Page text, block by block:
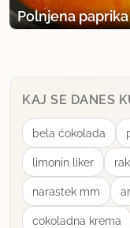
Polnjena
KAJ SE DANES
bela ćokolada
limonin liker
narastek mm
cokoladna krema